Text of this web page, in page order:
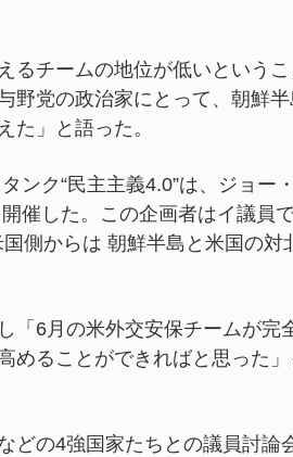
るチームの地位が低いという
野党の政治家にとって、朝鮮
た」と語った。
ンク“民主主義4.0”は、ジョー
催した。この企画者はイ議員
側からは 朝鮮半島と米国の対
「6月の米外交安保チームが完
めることができればと思った
どの4強国家たちとの議員討論